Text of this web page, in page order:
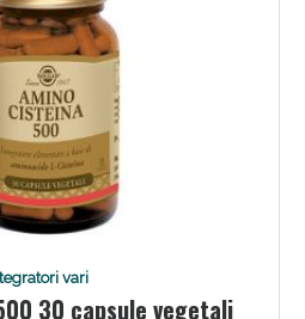
vari
30 capsule vegetali